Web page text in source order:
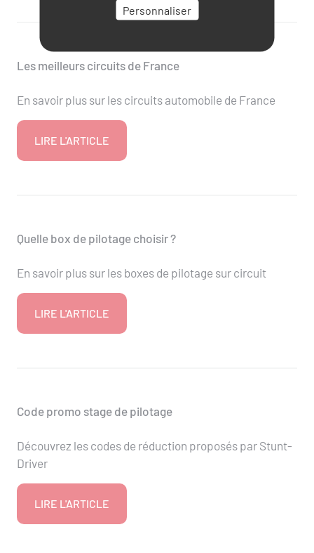
Les meilleurs circuits de France
En savoir plus sur les circuits automobile de France
LIRE L'ARTICLE
Quelle box de pilotage choisir ?
En savoir plus sur les boxes de pilotage sur circuit
LIRE L'ARTICLE
Code promo stage de pilotage
Découvrez les codes de réduction proposés par Stunt-
Driver
LIRE L'ARTICLE
Personnaliser